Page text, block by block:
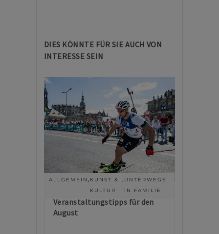
DIES KÖNNTE FÜR SIE AUCH VON
INTERESSE SEIN
ALLGEMEIN , KUNST &
KULTUR
, UNTERWEGS
IN FAMILIE
Veranstaltungstipps für den
August